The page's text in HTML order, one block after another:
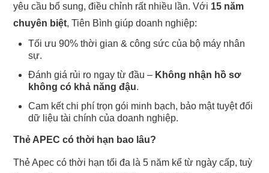
yêu cầu bổ sung, điều chỉnh rất nhiều lần. Với 15 năm
chuyên biệt, Tiên Bình giúp doanh nghiệp:
Tối ưu 90% thời gian & công sức của bộ máy nhân
sự.
Đánh giá rủi ro ngay từ đầu – Không nhận hồ sơ
không có khả năng đậu.
Cam kết chi phí trọn gói minh bạch, bảo mật tuyệt đối
dữ liệu tài chính của doanh nghiệp.
Thẻ APEC có thời hạn bao lâu?
Thẻ Apec có thời hạn tối đa là 5 năm kể từ ngày cấp, tuỳ